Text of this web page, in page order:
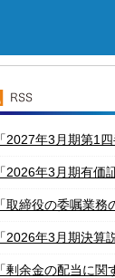
「2027年3月期第1
「2026年3月期有価
「取締役の委嘱業
「2026年3月期決
「剰余金の配当に